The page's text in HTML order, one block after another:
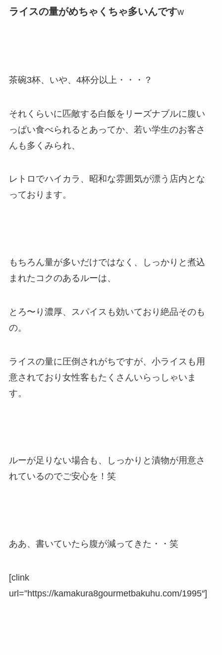
ライスの量がめちゃくちゃ多いんですw
茶碗3杯、いや、4杯分以上・・・？
それくらいに匹敵する白飯をリーズナブルに腹い
っぱい食べられるとあってか、若い学生のお客さ
んも多くみられ、
レトロでハイカラ、昭和な雰囲気が漂う店内とな
っております。
もちろん量が多いだけではなく、しっかりと煮込
まれたコクのあるルーは、
とろ〜り濃厚、スパイスも効いており絶品そのも
の。
ライスの量に圧倒されがちですが、小ライスも用
意されており女性客もたくさんいらっしゃいま
す。
ルーが足りない場合も、しっかりと漬物が用意さ
れているのでご安心を！笑
ああ、書いていたら腹が減ってきた・・笑
[clink
url=”https://kamakura8gourmetbakuhu.com/1995″]